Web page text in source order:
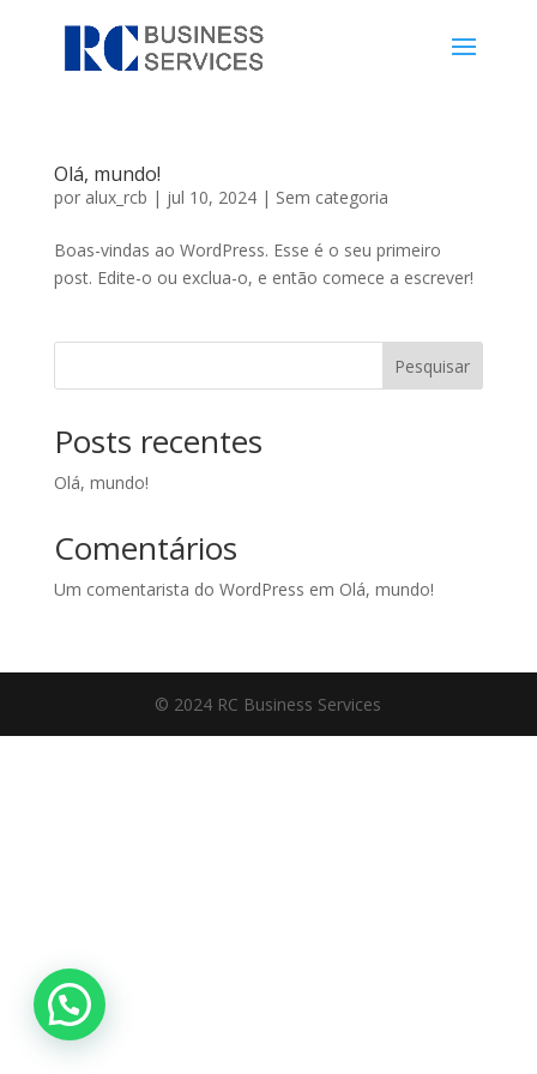
Olá, mundo!
por alux_rcb | jul 10, 2024| Sem categoria
Boas-vindas ao WordPress. Esse é o seu primeiro
post. Edite-o ou exclua-o, e então comece a escrever!
Pesquisar
Posts recentes
Olá, mundo!
Comentários
Um comentarista do WordPress em Olá, mundo!
© 2024 RC Business Services